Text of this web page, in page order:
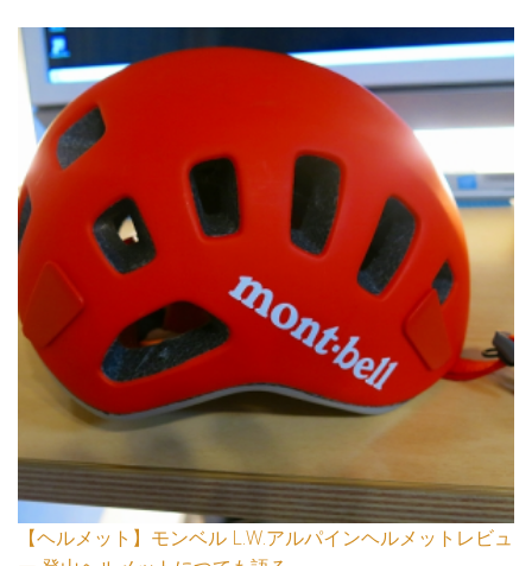
【ヘルメット】モンベル L.W.アルパインヘルメットレビュ